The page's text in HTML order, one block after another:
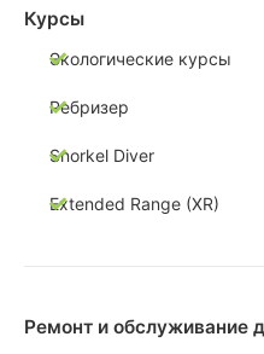
Курсы
Экологические курсы
Ребризер
Snorkel Diver
Extended Range (XR)
Ремонт и обслуживание